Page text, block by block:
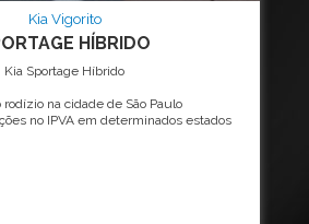
Kia Vigorito
HÍBRIDO
Kia Sportage Híbrido
rodízio na cidade de São Paulo
no IPVA em determinados estados